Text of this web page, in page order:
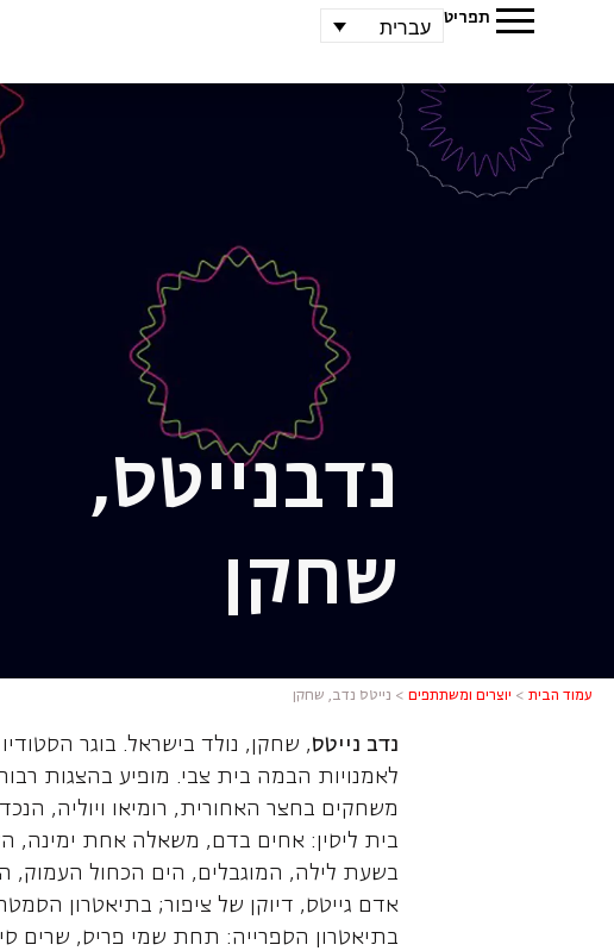
תפריט עברית
נייטס נדב,
נדבנייטס,
שחקן
עמוד הבית > יוצרים ומשתתפים > נייטס נדב, שחקן
נדב נייטס
לאמנויות הבמה בית צבי. מופיע בהצגות
משחקים בחצר האחורית, רומיאו ויוליה,
בית ליסין: אחים בדם, משאלה אחת ימינה,
בשעת לילה, המוגבלים, הים הכחול העמוק,
אדם גייטס, דיוקן של ציפור; בתיאטרון
בתיאטרון הספרייה: תחת שמי פריס, שרים